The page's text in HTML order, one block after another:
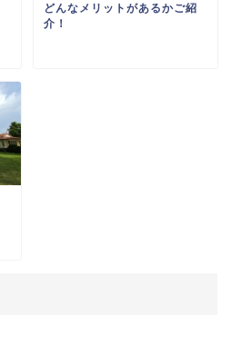
どんなメリットがあるかご紹
介！